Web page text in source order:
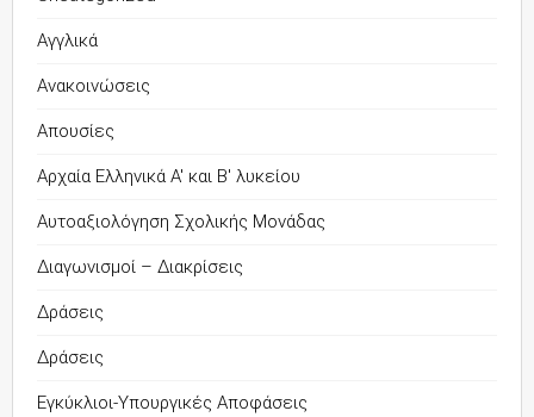
Αγγλικά
Ανακοινώσεις
Απουσίες
Αρχαία Ελληνικά Α' και Β' λυκείου
Αυτοαξιολόγηση Σχολικής Μονάδας
Διαγωνισμοί – Διακρίσεις
Δράσεις
Δράσεις
Εγκύκλιοι-Υπουργικές Αποφάσεις